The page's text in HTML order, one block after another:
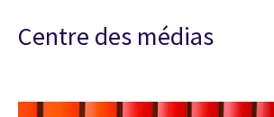
Centre des médias